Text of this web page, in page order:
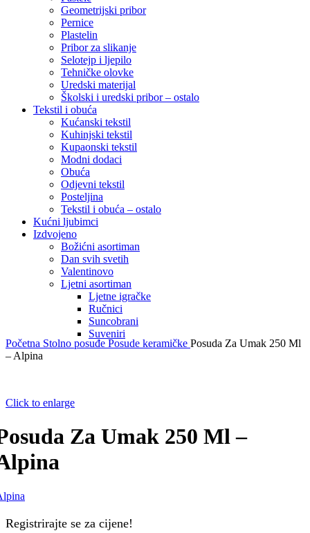
Geometrijski pribor
Pernice
Plastelin
Pribor za slikanje
Selotejp i ljepilo
Tehničke olovke
Uredski materijal
Školski i uredski pribor – ostalo
Tekstil i obuća
Kućanski tekstil
Kuhinjski tekstil
Kupaonski tekstil
Modni dodaci
Obuća
Odjevni tekstil
Posteljina
Tekstil i obuća – ostalo
Kućni ljubimci
Izdvojeno
Božićni asortiman
Dan svih svetih
Valentinovo
Ljetni asortiman
Ljetne igračke
Ručnici
Suncobrani
Suveniri
Početna Stolno posuđe Posude keramičke Posuda Za Umak 250 Ml
– Alpina
Click to enlarge
Za Umak 250 Ml –
Registrirajte se za cijene!